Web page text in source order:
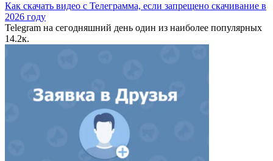
Как скачать видео с Телеграмма, если запрещено скачивание в
2026 году
Telegram на сегодняшний день один из наиболее популярных
14.2к.